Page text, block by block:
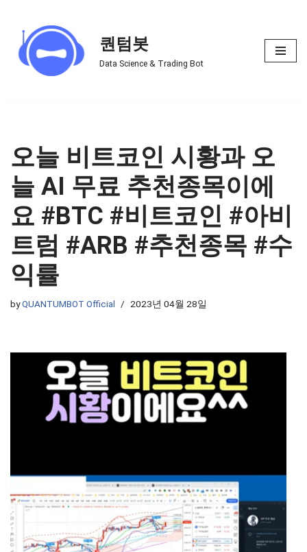
Skip
to
content
퀀텀봇
Data Science & Trading Bot
오늘 비트코인 시황과 오
늘 AI 무료 추천종목이에
요 #BTC #비트코인 #아비
트럼 #ARB #추천종목 #수
익률
byQUANTUMBOT Official 2023년 04월 28일